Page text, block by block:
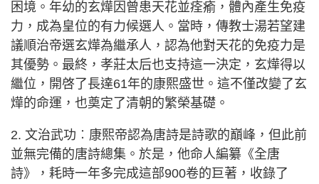
困境。年幼的玄燁因曾患天花並痊瘉，體內產生免疫
力，成為皇位的有力候選人。當時，傳教士湯若望建
議順治帝選玄燁為繼承人，認為他對天花的免疫力是
其優勢。最終，孝莊太后也支持這一決定，玄燁得以
繼位，開啓了長達61年的康熙盛世。這不僅改變了玄
燁的命運，也奠定了清朝的繁榮基礎。
2. 文治武功︰康熙帝認為唐詩是詩歌的巔峰，但此前
並無完備的唐詩總集。於是，他命人編纂《全唐
詩》，耗時一年多完成這部900卷的巨著，收錄了